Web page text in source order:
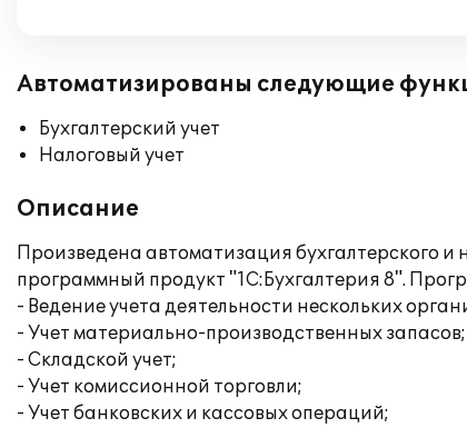
Автоматизированы следующие
Бухгалтерский учет
Налоговый учет
Описание
Произведена автоматизация бухгалтерского
программный продукт "1С:Бухгалтерия 8".
- Ведение учета деятельности нескольких
- Учет материально-производственных запасов;
- Складской учет;
- Учет комиссионной торговли;
- Учет банковских и кассовых операций;